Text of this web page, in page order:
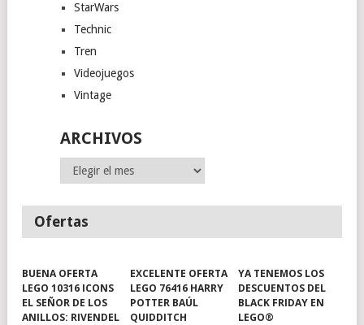
StarWars
Technic
Tren
Videojuegos
Vintage
ARCHIVOS
Archivos
Ofertas
BUENA OFERTA
LEGO 10316 ICONS
EL SEÑOR DE LOS
ANILLOS: RIVENDEL
EXCELENTE OFERTA
LEGO 76416 HARRY
POTTER BAÚL
QUIDDITCH
YA TENEMOS LOS
DESCUENTOS DEL
BLACK FRIDAY EN
LEGO®